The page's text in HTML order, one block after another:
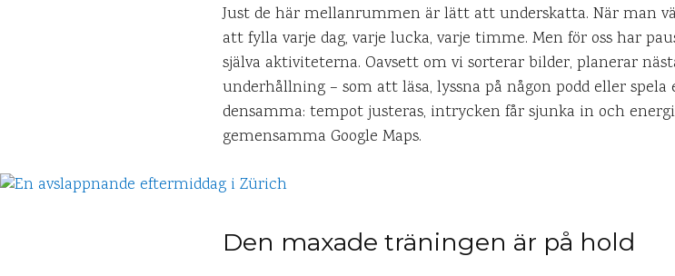
Just de här mellanrummen är lätt att underskatta. När man
att fylla varje dag, varje lucka, varje timme. Men för oss har
själva aktiviteterna. Oavsett om vi sorterar bilder, planerar
underhållning – som att läsa, lyssna på någon podd eller
densamma: tempot justeras, intrycken får sjunka in och
gemensamma Google Maps.
Den maxade träningen är på hold